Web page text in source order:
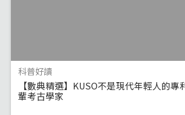
科普好讀
【數典精選】KUSO不是現代年輕人的專
輩考古學家